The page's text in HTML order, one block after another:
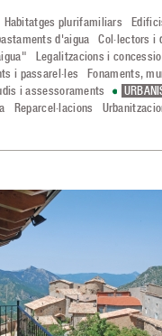
Habitatges plurifamiliars
d'aigua Col·lectors i
Legalitzacions i
i passarel·les Fonaments,
i assessoraments
Reparcel·lacions